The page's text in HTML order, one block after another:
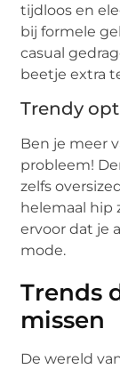
tijdloos en
bij formele
casual
beetje extra
Trendy
Ben je meer
probleem!
zelfs
helemaal hip
ervoor dat je
mode.
Trends
missen
De wereld